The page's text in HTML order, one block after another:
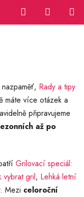
Hledat
KOŠÍK
Rady a tipy
máte více otázek a
připravujeme
až po
Grilovací speciál:
vybrat gril, Lehká letní
. Mezi celoroční